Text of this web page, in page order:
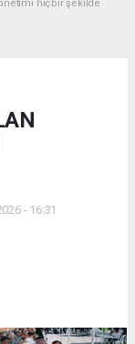
hiçbir şekilde
- 16:31